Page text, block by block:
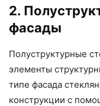
2.
фасады
Полуструктурные
элементы
типе фасада
конструкции с